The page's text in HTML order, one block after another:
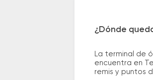
¿Dónde
La terminal de
encuentra en
remis y puntos